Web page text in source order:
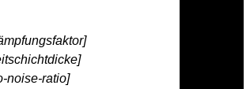
noise-ratio]